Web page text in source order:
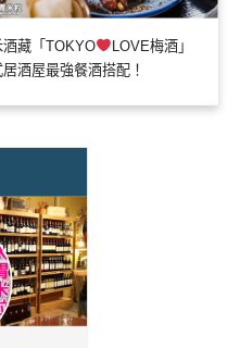
藏「TOKYO
LOVE梅酒」
酒屋最強餐酒搭配！